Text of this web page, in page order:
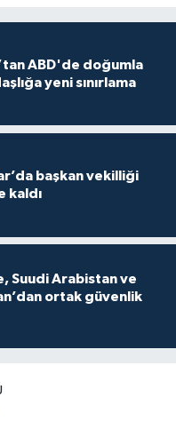
ABD'de doğumla
yeni sınırlama
başkan vekilliği
kaldı
Suudi Arabistan ve
ortak güvenlik